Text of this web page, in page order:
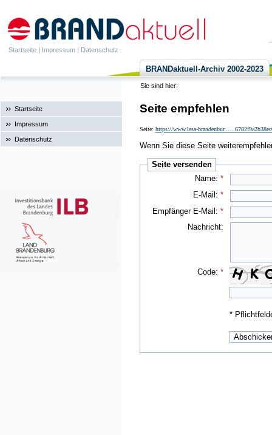
Startseite | Impressum | Datenschutz
BRANDaktuell-Archiv 2002-2023
Sie sind hier:
Startseite
Impressum
Datenschutz
Seite empfehlen
Seite: https://www.lasa-
Wenn Sie diese Seite
Seite versenden
Name:*
E-Mail:*
Empfänger E-Mail:*
Nachricht:
Code:*
*